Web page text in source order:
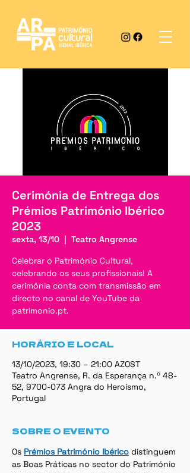
Cerimónia de Entrega dos
Prémios Património Ibérico
2023
sexta, 13/10
  |
Teatro Angrense
Celebrar o Património Cultural,
celebrando os seus profissionais! A
cerimónia conta com transmissão em
directo no canal de YouTube da
patrimonio.pt.
HORÁRIO E LOCAL
13/10/2023, 19:30 – 21:00 AZOST
Teatro Angrense, R. da Esperança n.º 48-
52, 9700-073 Angra do Heroísmo,
Portugal
SOBRE O EVENTO
Os Prémios Património Ibérico distinguem
as Boas Práticas no sector do Património